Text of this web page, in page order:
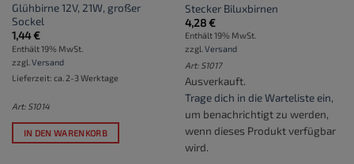
Glühbirne 12V, 21W, großer
Sockel
1,44€
Enthält 19% MwSt.
zzgl. Versand
Lieferzeit: ca. 2-3 Werktage
Art: S1014
IN DEN WARENKORB
Stecker Biluxbirnen
4,28€
Enthält 19% MwSt.
zzgl. Versand
Art: S1017
Ausverkauft.
Trage dich in die Warteliste ein,
um benachrichtigt zu werden,
wenn dieses Produkt verfügbar
wird.